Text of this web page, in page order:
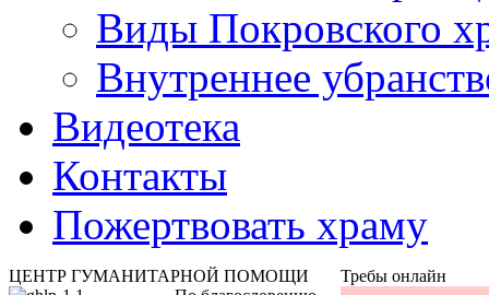
Виды Покровского
Внутреннее
Видеотека
Контакты
Пожертвовать храму
ЦЕНТР ГУМАНИТАРНОЙ ПОМОЩИ
Требы онлайн